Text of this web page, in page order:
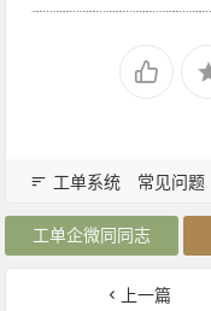
工单系统 常见问题
工单企微同同志
上一篇